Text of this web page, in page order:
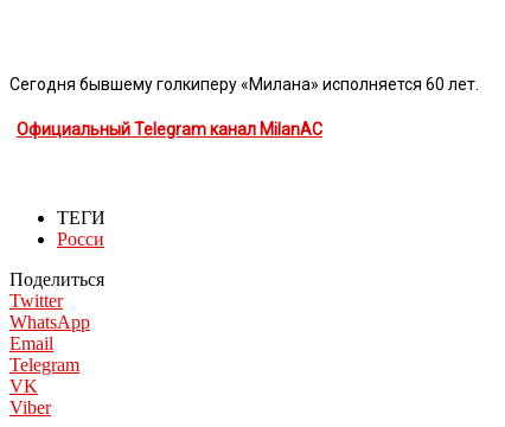
Сегодня бывшему голкиперу «Милана» исполняется 60 лет.
Официальный Telegram канал MilanAC
ТЕГИ
Росси
Поделиться
Twitter
WhatsApp
Email
Telegram
VK
Viber